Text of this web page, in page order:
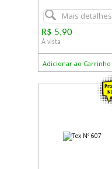
Mais detalhes
R$ 5,90
À vista
Adicionar ao Carrinho